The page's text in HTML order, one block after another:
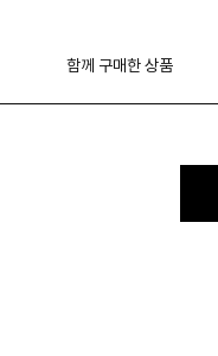
함께 구매한 상품